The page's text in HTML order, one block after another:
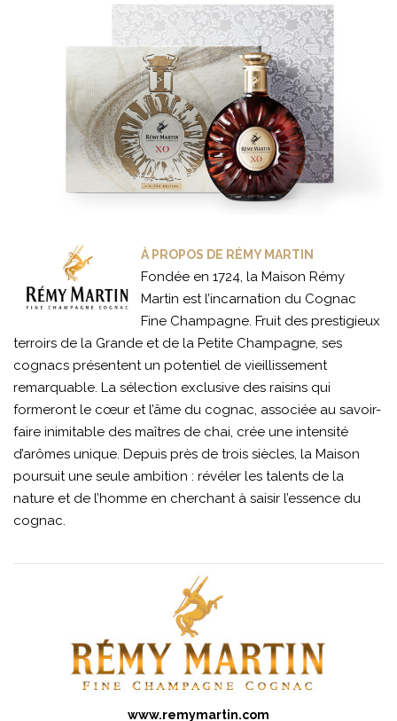
À PROPOS DE RÉMY MARTIN
Fondée en 1724, la Maison Rémy
Martin est l’incarnation du Cognac
Fine Champagne. Fruit des prestigieux
terroirs de la Grande et de la Petite Champagne, ses
cognacs présentent un potentiel de vieillissement
remarquable. La sélection exclusive des raisins qui
formeront le cœur et l’âme du cognac, associée au savoir-
faire inimitable des maîtres de chai, crée une intensité
d’arômes unique. Depuis près de trois siècles, la Maison
poursuit une seule ambition : révéler les talents de la
nature et de l’homme en cherchant à saisir l’essence du
cognac.
www.remymartin.com